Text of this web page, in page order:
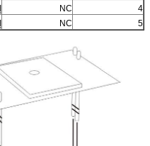
4
NC
5
NC